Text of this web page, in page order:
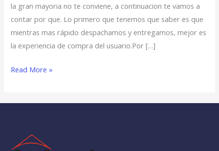
la gran mayoria no te conviene, a continuacion te vamos a
contar por que. Lo primero que tenemos que saber es que
mientras mas rápido despachamos y entregamos, mejor es
la experiencia de compra del usuario.Por […]
Read More »